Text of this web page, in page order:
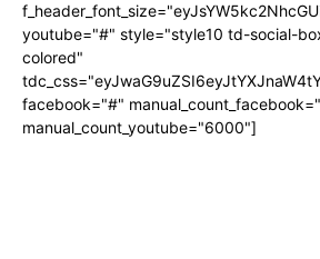
youtube="#" style="style10 td-social-
colored"
facebook="#"
manual_count_youtube="6000"]